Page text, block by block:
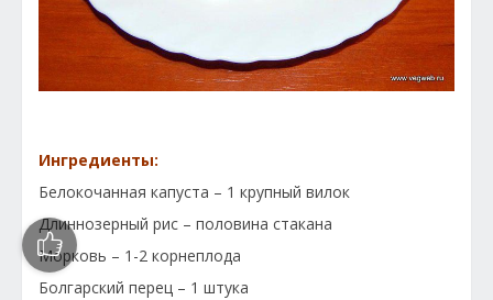
Ингредиенты:
Белокочанная капуста – 1 крупный вилок
Длиннозерный рис – половина стакана
Морковь – 1-2 корнеплода
Болгарский перец – 1 штука